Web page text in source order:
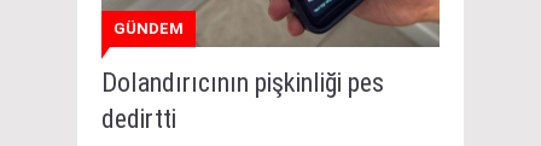
GÜNDEM
Dolandırıcının pişkinliği pes
dedirtti